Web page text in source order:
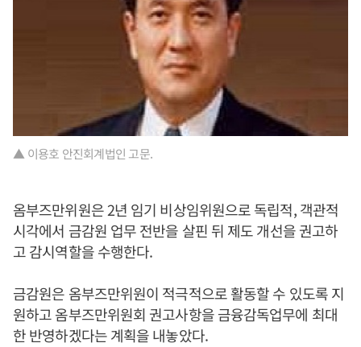
▲ 이용호 안진회계법인 고문.
옴부즈만위원은 2년 임기 비상임위원으로 독립적, 객관적
시각에서 금감원 업무 전반을 살핀 뒤 제도 개선을 권고하
고 감시역할을 수행한다.
금감원은 옴부즈만위원이 적극적으로 활동할 수 있도록 지
원하고 옴부즈만위원회 권고사항을 금융감독업무에 최대
한 반영하겠다는 계획을 내놓았다.